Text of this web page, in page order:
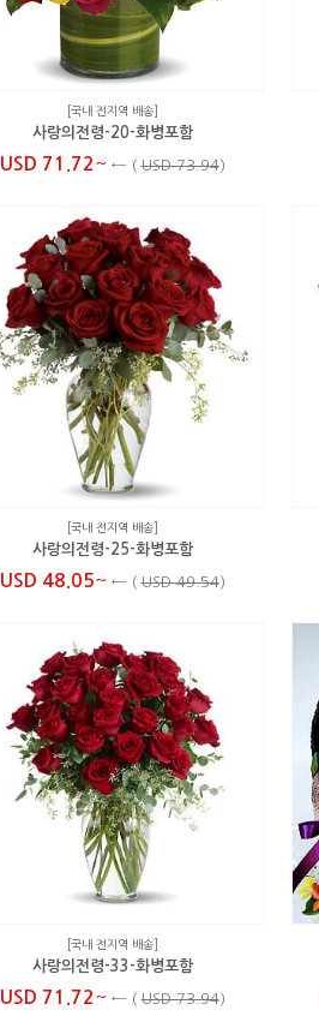
[국내 전지역 배송]
사랑의전령-20-화병포함
USD 71.72 ~ ← (USD 73.94)
[국내 전지역 배송]
사랑의전령-25-화병포함
USD 48.05~ ← (USD 49.54)
[국내 전지역 배송]
사랑의전령-33-화병포함
USD 71.72 ~ ← (USD 73.94)